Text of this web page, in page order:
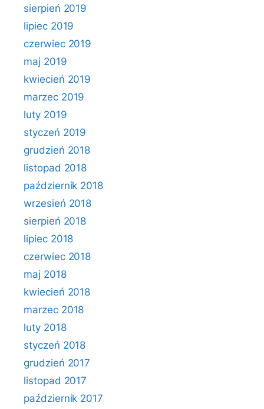
sierpień 2019
lipiec 2019
czerwiec 2019
maj 2019
kwiecień 2019
marzec 2019
luty 2019
styczeń 2019
grudzień 2018
listopad 2018
październik 2018
wrzesień 2018
sierpień 2018
lipiec 2018
czerwiec 2018
maj 2018
kwiecień 2018
marzec 2018
luty 2018
styczeń 2018
grudzień 2017
listopad 2017
październik 2017